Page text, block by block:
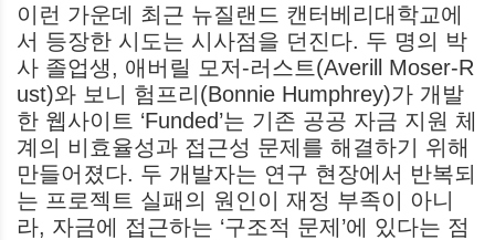
이런 가운데 최근 뉴질랜드 캔터베리대학교에
서 등장한 시도는 시사점을 던진다. 두 명의 박
사 졸업생, 애버릴 모저-러스트(Averill Moser-R
ust)와 보니 험프리(Bonnie Humphrey)가 개발
한 웹사이트 ‘Funded’는 기존 공공 자금 지원 체
계의 비효율성과 접근성 문제를 해결하기 위해
만들어졌다. 두 개발자는 연구 현장에서 반복되
는 프로젝트 실패의 원인이 재정 부족이 아니
라, 자금에 접근하는 ‘구조적 문제’에 있다는 점